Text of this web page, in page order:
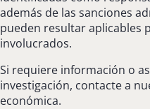
además de las sanciones
pueden resultar aplicables
involucrados.
Si requiere información o
investigación, contacte a
económica.